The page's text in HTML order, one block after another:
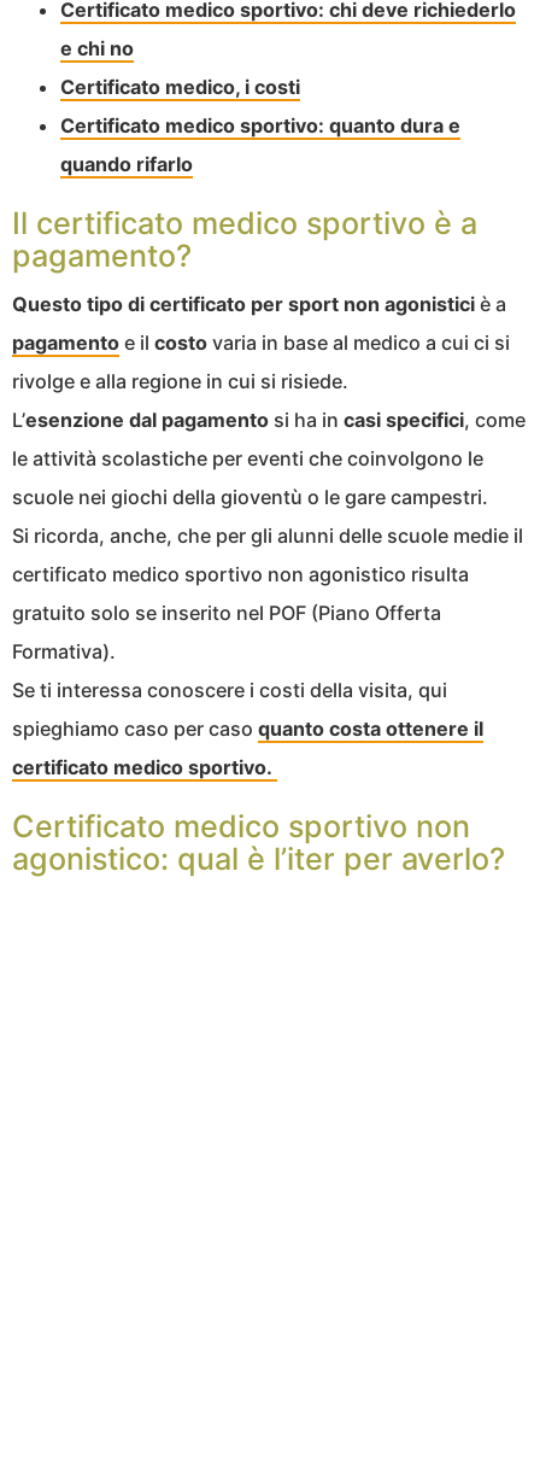
Certificato medico sportivo: chi deve richiederlo
e chi no
Certificato medico, i costi
Certificato medico sportivo: quanto dura e
quando rifarlo
Il certificato medico sportivo è a
pagamento?
Questo tipo di certificato per sport non agonistici è a
pagamento e il costo varia in base al medico a cui ci si
rivolge e alla regione in cui si risiede.
L’esenzione dal pagamento si ha in casi specifici, come
le attività scolastiche per eventi che coinvolgono le
scuole nei giochi della gioventù o le gare campestri.
Si ricorda, anche, che per gli alunni delle scuole medie il
certificato medico sportivo non agonistico risulta
gratuito solo se inserito nel POF (Piano Offerta
Formativa).
Se ti interessa conoscere i costi della visita, qui
spieghiamo caso per caso quanto costa ottenere il
certificato medico sportivo.
Certificato medico sportivo non
agonistico: qual è l’iter per averlo?